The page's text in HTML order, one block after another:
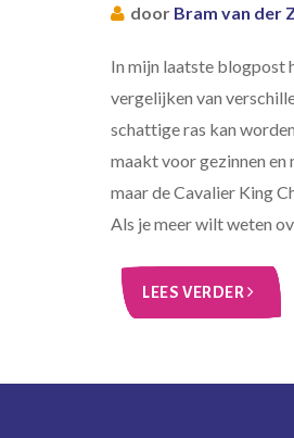
door Bram van der
In mijn laatste blogpost
vergelijken van
schattige ras kan
maakt voor gezinnen en
maar de Cavalier King
Als je meer wilt weten
LEES VERDER